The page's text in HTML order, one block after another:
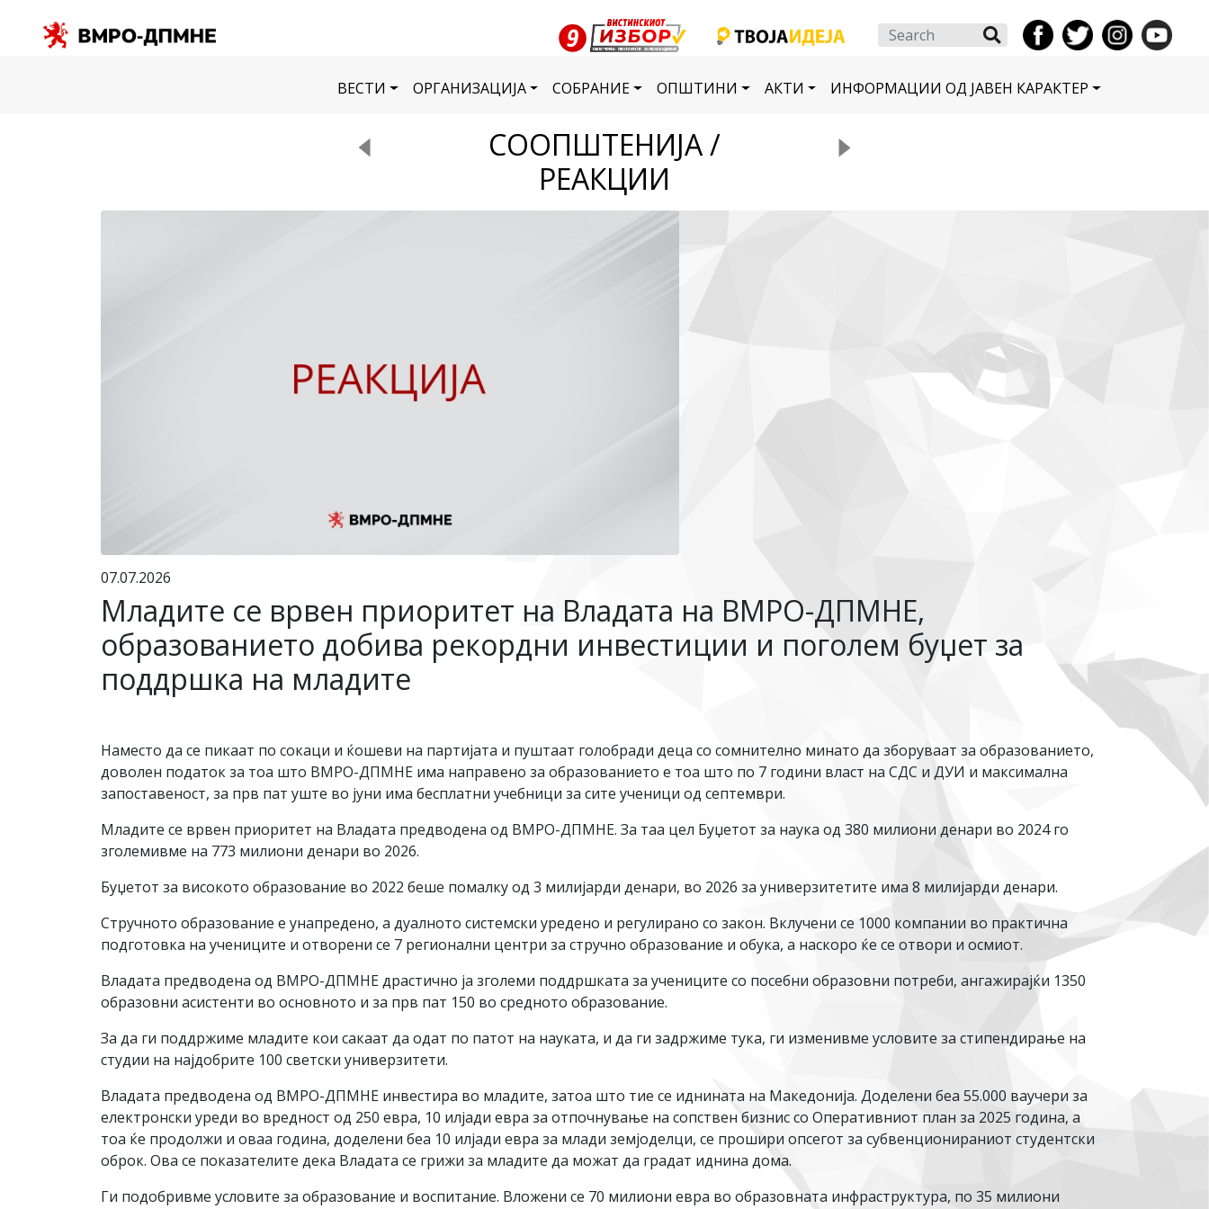
Search
ВЕСТИ ОРГАНИЗАЦИЈА СОБРАНИЕ ОПШТИНИ АКТИ ИНФОРМАЦИИ ОД ЈАВЕН КАРАКТЕР
СООПШТЕНИЈА /
РЕАКЦИИ
07.07.2026
Младите се врвен приоритет на Владата на ВМРО-ДПМНЕ,
образованието добива рекордни инвестиции и поголем буџет за
поддршка на младите
Наместо да се пикаат по сокаци и ќошеви на партијата и пуштаат голобради деца со сомнително минато да зборуваат за образованието,
доволен податок за тоа што ВМРО-ДПМНЕ има направено за образованието е тоа што по 7 години власт на СДС и ДУИ и максимална
запоставеност, за прв пат уште во јуни има бесплатни учебници за сите ученици од септември.
Младите се врвен приоритет на Владата предводена од ВМРО-ДПМНЕ. За таа цел Буџетот за наука од 380 милиони денари во 2024 го
зголемивме на 773 милиони денари во 2026.
Буџетот за високото образование во 2022 беше помалку од 3 милијарди денари, во 2026 за универзитетите има 8 милијарди денари.
Стручното образование е унапредено, а дуалното системски уредено и регулирано со закон. Вклучени се 1000 компании во практична
подготовка на учениците и отворени се 7 регионални центри за стручно образование и обука, а наскоро ќе се отвори и осмиот.
Владата предводена од ВМРО-ДПМНЕ драстично ја зголеми поддршката за учениците со посебни образовни потреби, ангажирајќи 1350
образовни асистенти во основното и за прв пат 150 во средното образование.
За да ги поддржиме младите кои сакаат да одат по патот на науката, и да ги задржиме тука, ги изменивме условите за стипендирање на
студии на најдобрите 100 светски универзитети.
Владата предводена од ВМРО-ДПМНЕ инвестира во младите, затоа што тие се иднината на Македонија. Доделени беа 55.000 ваучери за
електронски уреди во вредност од 250 евра, 10 илјади евра за отпочнување на сопствен бизнис со Оперативниот план за 2025 година, а
тоа ќе продолжи и оваа година, доделени беа 10 илјади евра за млади земјоделци, се прошири опсегот за субвенционираниот студентски
оброк. Ова се показателите дека Владата се грижи за младите да можат да градат иднина дома.
Ги подобривме условите за образование и воспитание. Вложени се 70 милиони евра во образовната инфраструктура, по 35 милиони